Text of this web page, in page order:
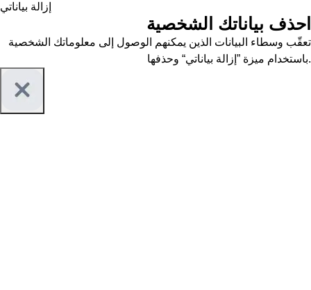
إزالة بياناتي
احذف بياناتك الشخصية
تعقّب وسطاء البيانات الذين يمكنهم الوصول إلى معلوماتك الشخصية
باستخدام ميزة ”إزالة بياناتي“ وحذفها.